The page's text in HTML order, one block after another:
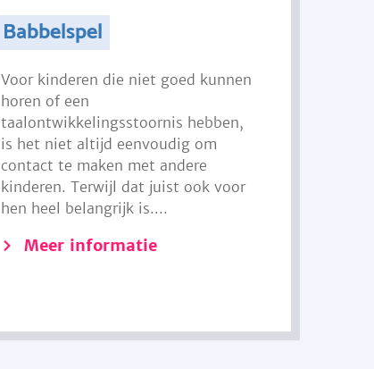
Babbelspel
Voor kinderen die niet goed kunnen
horen of een
taalontwikkelingsstoornis hebben,
is het niet altijd eenvoudig om
contact te maken met andere
kinderen. Terwijl dat juist ook voor
hen heel belangrijk is....
Meer informatie